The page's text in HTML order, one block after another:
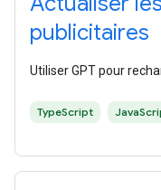
publicitaires
Utiliser GPT pour
TypeScript